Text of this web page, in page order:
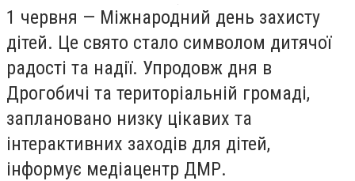
1 червня — Міжнародний день захисту
дітей. Це свято стало символом дитячої
радості та надії. Упродовж дня в
Дрогобичі та територіальній громаді,
заплановано низку цікавих та
інтерактивних заходів для дітей,
інформує медіацентр ДМР.